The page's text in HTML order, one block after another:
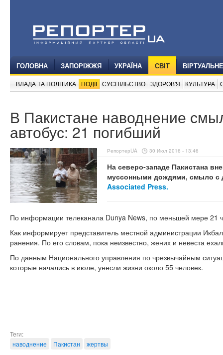
ГОЛОВНА ЗАПОРІЖЖЯ УКРАЇНА СВІТ
ВЛАДА ТА ПОЛІТИКА ПОДІЇ СУСПІЛЬСТВО ЗДОРОВ'Я КУЛЬТУРА
В Пакистане наводнение
автобус: 21 погибший
РепортерUA 30 Июл 2016 - 13:46
На северо-западе Пакистана
муссонными дождями, смыло с
Associated Press.
По информации телеканала Dunya News, по меньшей мере 21
Как информирует представитель местной администрации
ранения. По его словам, пока неизвестно, жених и невеста
По данным Национального управления по чрезвычайным
которые начались в июле, унесли жизни около 55 человек.
Теги:
наводнение
Пакистан жертвы